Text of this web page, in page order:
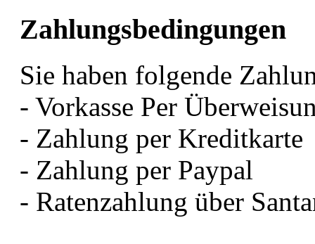
Zahlungsbedingungen
Sie haben folgende
- Vorkasse Per
- Zahlung per Kreditkarte
- Zahlung per Paypal
- Ratenzahlung über